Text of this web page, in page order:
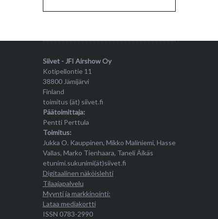
Siivet - JFI Airshow Oy
Kotipellontie 11
38800 Jämijärvi
Finland
toimitus (ät) siivet.fi
Päätoimittaja:
Pentti Perttula
Toimitus:
Jukka O. Kauppinen, Mikko Maliniemi, Hasse
Vallas, Marko Tienhaara, Taneli Äikäs
etunimi.sukunimi(ät)siivet.fi
Digitaalinen näköislehti
Tilaajapalvelu
Myynti ja markkinointi:
Lataa mediakortti
ISSN 0783-2990